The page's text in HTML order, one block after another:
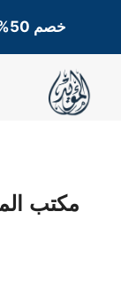
المحتوى
خصم 50% على خدمات والاستشارات القانونية
مكتب